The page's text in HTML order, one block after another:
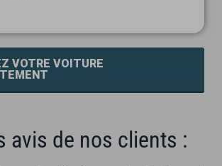
VOTRE VOITURE
avis de nos clients :